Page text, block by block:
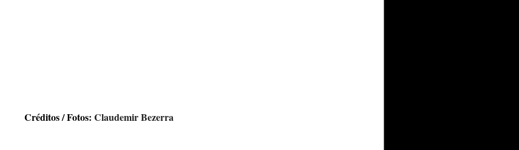
Créditos / Fotos: Claudemir Bezerra